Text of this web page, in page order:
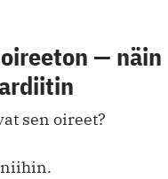
— näin
sen oireet?
niihin.